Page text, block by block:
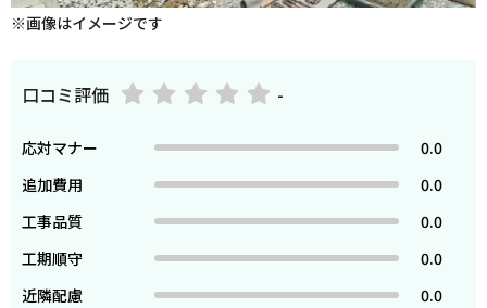
※画像はイメージです
口コミ評価 -
応対マナー
0.0
追加費用
0.0
工事品質
0.0
工期順守
0.0
近隣配慮
0.0